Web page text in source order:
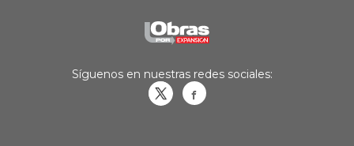
Síguenos en nuestras redes sociales: